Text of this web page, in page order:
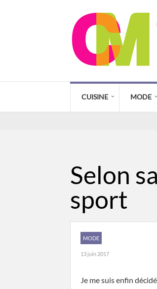
CUISINE MODE
Selon
sport
MODE
13 juin 2017
Je me suis enfin